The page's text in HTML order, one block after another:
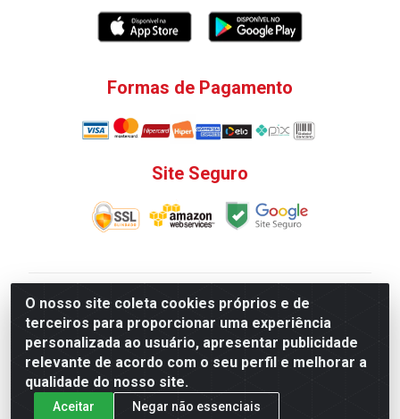
O nosso site coleta cookies próprios e de
terceiros para proporcionar uma experiência
personalizada ao usuário, apresentar publicidade
relevante de acordo com o seu perfil e melhorar a
qualidade do nosso site.
Aceitar Negar não essenciais
Formas de Pagamento
Site Seguro
V. C. Ferragens LTDA - Rua do Matoso, 132 - Praça da
Bandeira, Rio de Janeiro/ RJ - CEP 20.270-135 - CNPJ
12.324.723/0001-25
Todas as regras de promoções, descontos, preços e
prazos de pagamento e entrega expostos aqui são
válidos apenas para compras via internet. Preços e
estoque sujeito a alterações sem aviso prévio.